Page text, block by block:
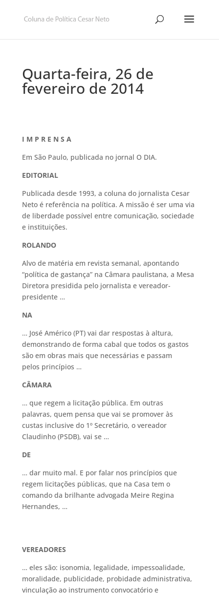
Quarta-feira, 26 de
fevereiro de 2014
I M P R E N S A
Em São Paulo, publicada no jornal O DIA.
EDITORIAL
Publicada desde 1993, a coluna do jornalista Cesar
Neto é referência na política. A missão é ser uma via
de liberdade possível entre comunicação, sociedade
e instituições.
ROLANDO
Alvo de matéria em revista semanal, apontando
“política de gastança” na Câmara paulistana, a Mesa
Diretora presidida pelo jornalista e vereador-
presidente …
NA
… José Américo (PT) vai dar respostas à altura,
demonstrando de forma cabal que todos os gastos
são em obras mais que necessárias e passam
pelos princípios …
CÂMARA
… que regem a licitação pública. Em outras
palavras, quem pensa que vai se promover às
custas inclusive do 1º Secretário, o vereador
Claudinho (PSDB), vai se …
DE
… dar muito mal. E por falar nos princípios que
regem licitações públicas, que na Casa tem o
comando da brilhante advogada Meire Regina
Hernandes, …
VEREADORES
… eles são: isonomia, legalidade, impessoalidade,
moralidade, publicidade, probidade administrativa,
vinculação ao instrumento convocatório e